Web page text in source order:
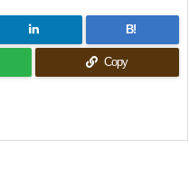
B!
Copy